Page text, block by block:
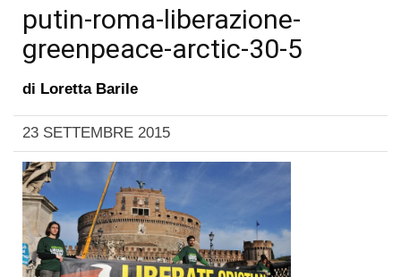
putin-roma-liberazione-
greenpeace-arctic-30-5
di Loretta Barile
23 SETTEMBRE 2015